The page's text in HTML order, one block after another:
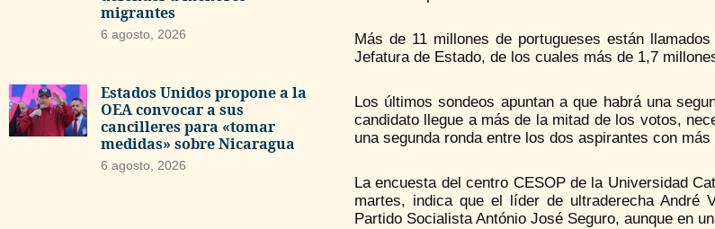
migrantes
6 agosto, 2026
Estados Unidos propone a la
OEA convocar a sus
cancilleres para «tomar
medidas» sobre Nicaragua
6 agosto, 2026
Más de 11 millones de portugueses están
Jefatura de Estado, de los cuales más de 1,7
Los últimos sondeos apuntan a que habrá una
candidato llegue a más de la mitad de los votos,
una segunda ronda entre los dos aspirantes con más
La encuesta del centro CESOP de la Universidad
martes, indica que el líder de ultraderecha André
Partido Socialista António José Seguro, aunque en